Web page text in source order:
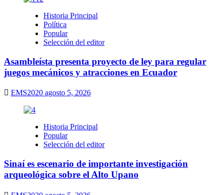
Historia Principal
Política
Popular
Selección del editor
Asambleísta presenta proyecto de ley para regular
juegos mecánicos y atracciones en Ecuador
EMS2020 agosto 5, 2026
Historia Principal
Popular
Selección del editor
Sinaí es escenario de importante investigación
arqueológica sobre el Alto Upano